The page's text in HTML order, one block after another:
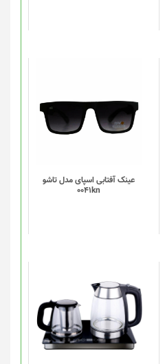
عینک آفتابی اسپای مدل تاشو
0041kn
محصول
دارای
انواع
مختلفی
می